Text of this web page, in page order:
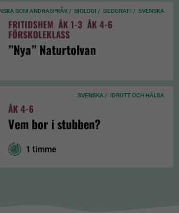
SOM ANDRASPRÅK / BIOLOGI / GEOGRAFI / SVENSKA
FRITIDSHEM ÅK 1-3 ÅK 4-6
FÖRSKOLEKLASS
”Nya” Naturtolvan
SVENSKA / IDROTT OCH HÄLSA
ÅK 4-6
Vem bor i stubben?
1 timme